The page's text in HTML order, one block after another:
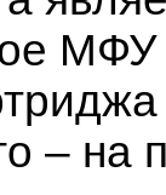
МФУ
– на